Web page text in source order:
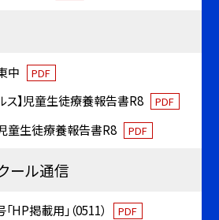
中 PDF
ス】児童生徒療養報告書R8 PDF
児童生徒療養報告書R8 PDF
ール通信
掲載用」（0511） PDF